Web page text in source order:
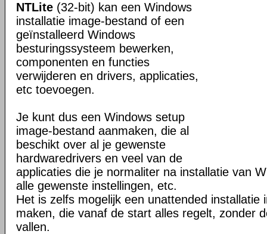
NTLite (32-bit) kan een Windows
installatie image-bestand of een
geïnstalleerd Windows
besturingssysteem bewerken,
componenten en functies
verwijderen en drivers, applicaties,
etc toevoegen.
Je kunt dus een Windows setup
image-bestand aanmaken, die al
beschikt over al je gewenste
hardwaredrivers en veel van de
applicaties die je normaliter na installatie van
alle gewenste instellingen, etc.
Het is zelfs mogelijk een unattended installatie
maken, die vanaf de start alles regelt, zonder
vallen.